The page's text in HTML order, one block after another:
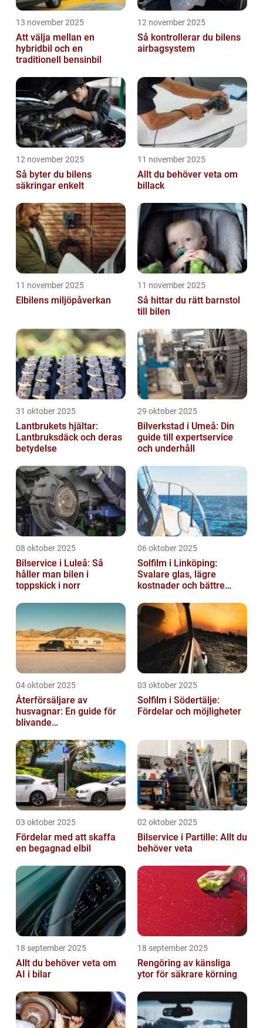
13 november 2025
Att välja mellan en
hybridbil och en
traditionell bensinbil
12 november 2025
Så kontrollerar du bilens
airbagsystem
12 november 2025
Så byter du bilens
säkringar enkelt
11 november 2025
Allt du behöver veta om
billack
11 november 2025
Elbilens miljöpåverkan
11 november 2025
Så hittar du rätt barnstol
till bilen
31 oktober 2025
Lantbrukets hjältar:
Lantbruksdäck och deras
betydelse
29 oktober 2025
Bilverkstad i Umeå: Din
guide till expertservice
och underhåll
08 oktober 2025
Bilservice i Luleå: Så
håller man bilen i
toppskick i norr
06 oktober 2025
Solfilm i Linköping:
Svalare glas, lägre
kostnader och bättre
04 oktober 2025
Återförsäljare av
husvagnar: En guide för
blivande
03 oktober 2025
Solfilm i Södertälje:
Fördelar och möjligheter
03 oktober 2025
Fördelar med att skaffa
en begagnad elbil
02 oktober 2025
Bilservice i Partille: Allt du
behöver veta
18 september 2025
Allt du behöver veta om
AI i bilar
18 september 2025
Rengöring av känsliga
ytor för säkrare körning